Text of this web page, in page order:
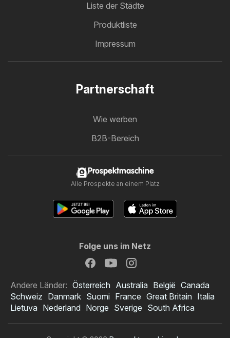
Liste der Städte
Produktliste
Impressum
Partnerschaft
Wie werben
B2B-Bereich
Prospektmaschine
Alle Prospekte an einem Platz
Folge uns im Netz
Andere Länder: Österreich Australia België Canada
Schweiz Danmark Suomi France Great Britain Italia
Lietuva Nederland Norge Sverige South Africa